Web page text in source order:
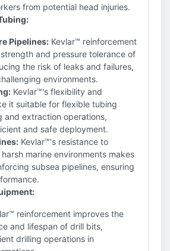
from potential head injuries.
Pipelines: Kevlar™ reinforcement
and pressure tolerance of
the risk of leaks and failures,
environments.
Kevlar™'s flexibility and
it suitable for flexible tubing
and extraction operations,
and safe deployment.
Kevlar™'s resistance to
marine environments makes
subsea pipelines, ensuring
reinforcement improves the
and lifespan of drill bits,
drilling operations in